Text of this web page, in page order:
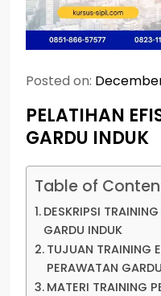
Posted on:
PELATIHAN
GARDU INDUK
Table of
DESKRIPSI
GARDU INDUK
TUJUAN TRAINING
PERAWATAN
MATERI TRAINING